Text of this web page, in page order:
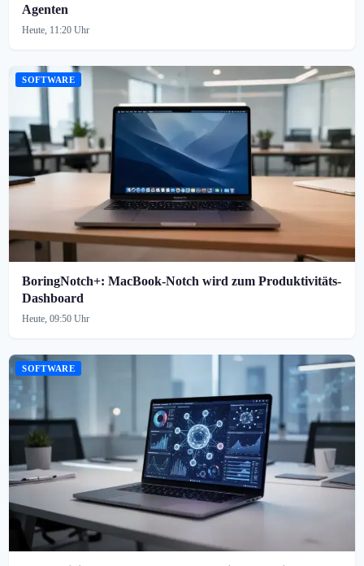
Agenten
Heute, 11:20 Uhr
SOFTWARE
BoringNotch+: MacBook-Notch wird zum Produktivitäts-
Dashboard
Heute, 09:50 Uhr
SOFTWARE